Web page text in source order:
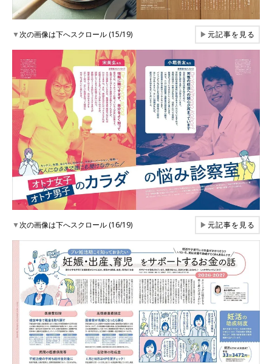
▼次の画像は下へスクロール (15/19) ▶元記事を見る
▼次の画像は下へスクロール (16/19) ▶元記事を見る